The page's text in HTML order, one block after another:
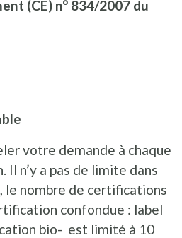
(CE) n° 834/2007 du
votre demande à chaque
n’y a pas de limite dans
le nombre de certifications
confondue : label
bio- est limité à 10